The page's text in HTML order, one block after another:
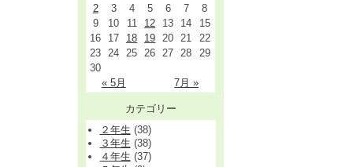
« 5月 7月 »
2
3 4 5 6 7
8
9
10 11 12 13 14
15
16
17 18 19 20 21
22
23
24 25 26 27 28
29
30
カテゴリー
２年生 (38)
３年生 (38)
４年生 (37)